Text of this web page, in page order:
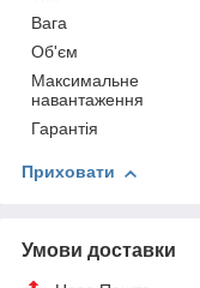
Вага
Об'єм
Максимальне
навантаження
Гарантія
Приховати
Умови доставки